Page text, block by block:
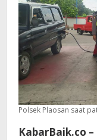
Polsek Plaosan saat
KabarBaik.co –